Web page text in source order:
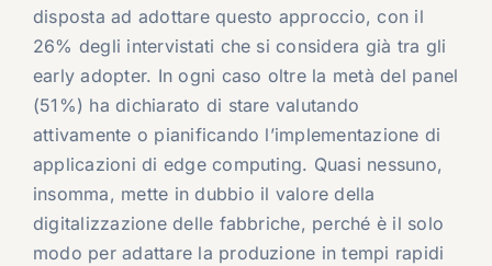
disposta ad adottare questo approccio, con il
26% degli intervistati che si considera già tra gli
early adopter. In ogni caso oltre la metà del panel
(51%) ha dichiarato di stare valutando
attivamente o pianificando l’implementazione di
applicazioni di edge computing. Quasi nessuno,
insomma, mette in dubbio il valore della
digitalizzazione delle fabbriche, perché è il solo
modo per adattare la produzione in tempi rapidi